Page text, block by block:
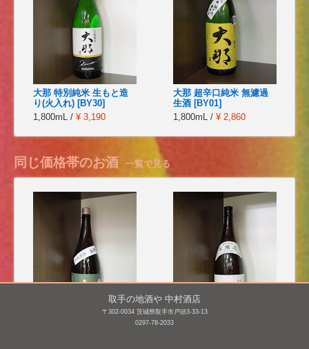
大那 特別純米 生もと造
り(火入れ) [BY30]
1,800mL / ¥ 3,190
大那 超辛口純米 無濾過
生酒 [BY01]
1,800mL / ¥ 2,860
同じ価格帯のお酒 一覧で見る
取手の地酒や 中村酒店
〒302-0034 茨城県取手市戸頭3-33-13
0297-78-2033